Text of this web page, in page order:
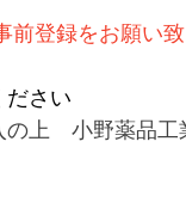
前登録をお願い
ださい
上　小野薬品工